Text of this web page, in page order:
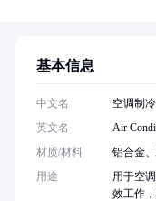
基本信息
中文名
空调制
英文名
Air
材质/材料
铝合金
用途
用于空
效工作